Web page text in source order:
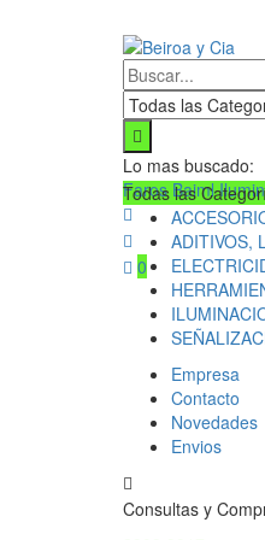
Lo mas buscado:
Faros Baiml
0
Todas las
ADITIVOS,
Empresa
Contacto
Novedades
Envios
Consultas y